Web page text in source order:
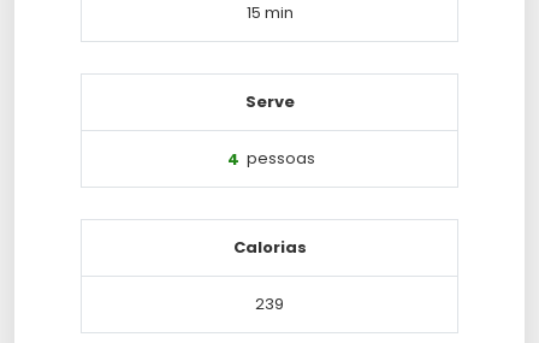
15 min
Serve
4 pessoas
Calorias
239